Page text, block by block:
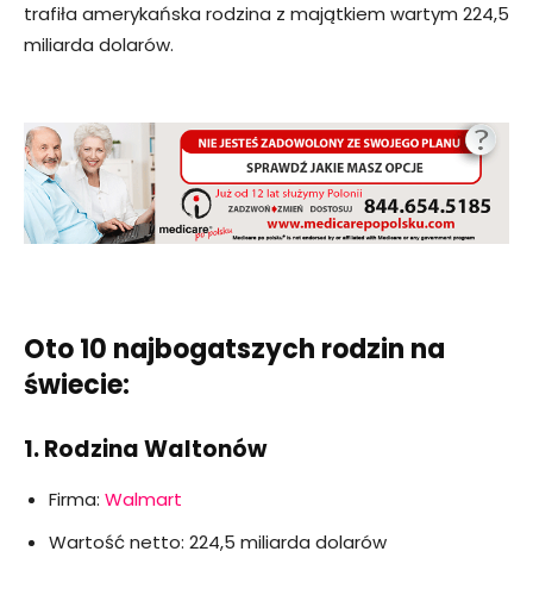
trafiła amerykańska rodzina z majątkiem wartym 224,5
miliarda dolarów.
Oto 10 najbogatszych rodzin na
świecie:
1. Rodzina Waltonów
Firma: Walmart
Wartość netto: 224,5 miliarda dolarów